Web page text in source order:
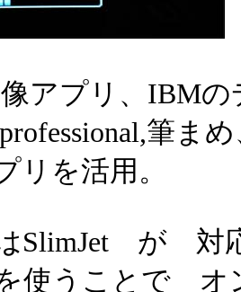
アプリ、IBMの
筆ま
リを活用。
SlimJet が 対
使うことで オ